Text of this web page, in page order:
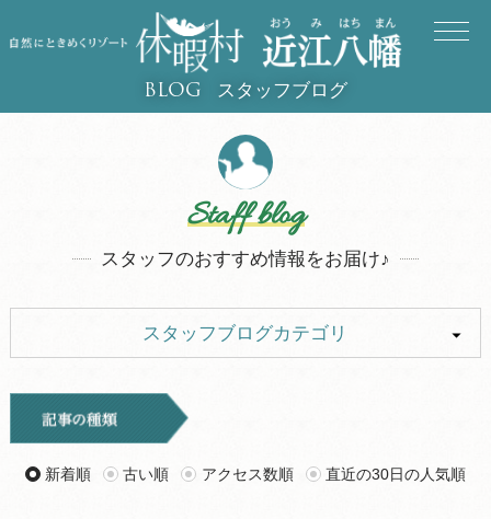
BLOG スタッフブログ
Staff blog
スタッフのおすすめ情報をお届け♪
スタッフブログカテゴリ
キャンプ
旅行記 ツアー
新着順 古い順 アクセス数順 直近の30日の人気順